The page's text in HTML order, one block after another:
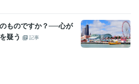
ものですか？──心が
疑う
記事